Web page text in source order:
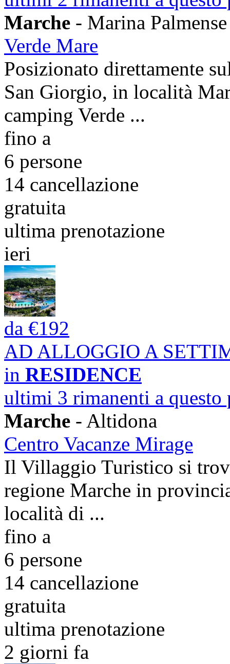
Marche - Marina Palmense
Verde Mare
Posizionato direttamente
San Giorgio, in località
camping Verde ...
fino a
6 persone
14 cancellazione
gratuita
ultima prenotazione
ieri
da €192
AD ALLOGGIO A
in RESIDENCE
ultimi 3 rimanenti a questo
Marche - Altidona
Centro Vacanze Mirage
Il Villaggio Turistico si
regione Marche in
località di ...
fino a
6 persone
14 cancellazione
gratuita
ultima prenotazione
2 giorni fa